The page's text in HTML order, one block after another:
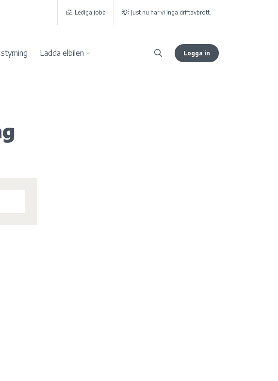
Lediga jobb Just nu har vi inga driftavbrott.
Ladda elbilen Logga in